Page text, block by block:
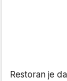
Restoran je